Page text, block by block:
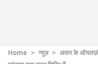
Home > न्यूज़ > असम के